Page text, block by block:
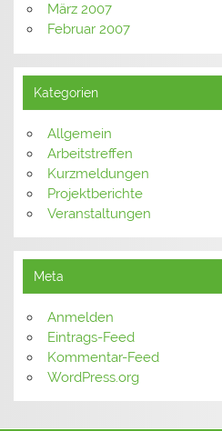
März 2007
Februar 2007
Kategorien
Allgemein
Arbeitstreffen
Kurzmeldungen
Projektberichte
Veranstaltungen
Meta
Anmelden
Eintrags-Feed
Kommentar-Feed
WordPress.org